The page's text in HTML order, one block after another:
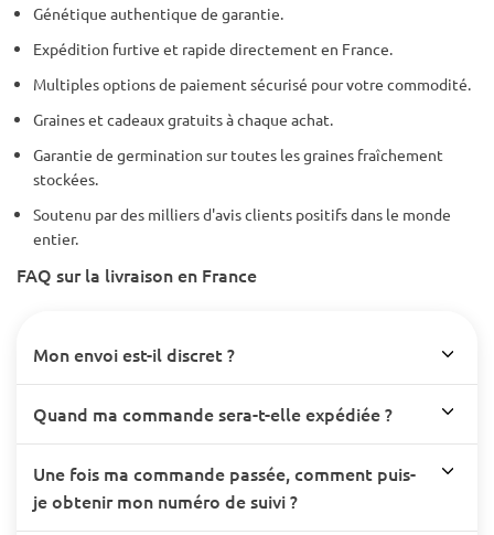
Génétique authentique de garantie.
Expédition furtive et rapide directement en France.
Multiples options de paiement sécurisé pour votre commodité.
Graines et cadeaux gratuits à chaque achat.
Garantie de germination sur toutes les graines fraîchement
stockées.
Soutenu par des milliers d'avis clients positifs dans le monde
entier.
FAQ sur la livraison en France
Mon envoi est-il discret ?
Quand ma commande sera-t-elle expédiée ?
Une fois ma commande passée, comment puis-
je obtenir mon numéro de suivi ?